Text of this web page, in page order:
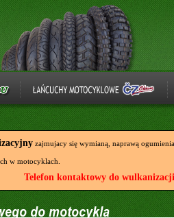
zajmujacy się wymianą, naprawą
w motocyklach.
Telefon kontaktowy do